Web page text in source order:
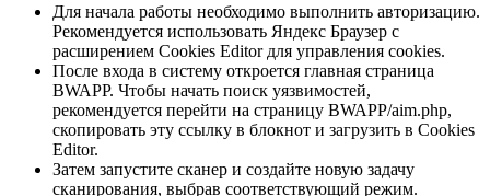
Для начала работы необходимо выполнить авторизацию.
Рекомендуется использовать Яндекс Браузер с
расширением Cookies Editor для управления cookies.
После входа в систему откроется главная страница
BWAPP. Чтобы начать поиск уязвимостей,
рекомендуется перейти на страницу BWAPP/aim.php,
скопировать эту ссылку в блокнот и загрузить в Cookies
Editor.
Затем запустите сканер и создайте новую задачу
сканирования, выбрав соответствующий режим.